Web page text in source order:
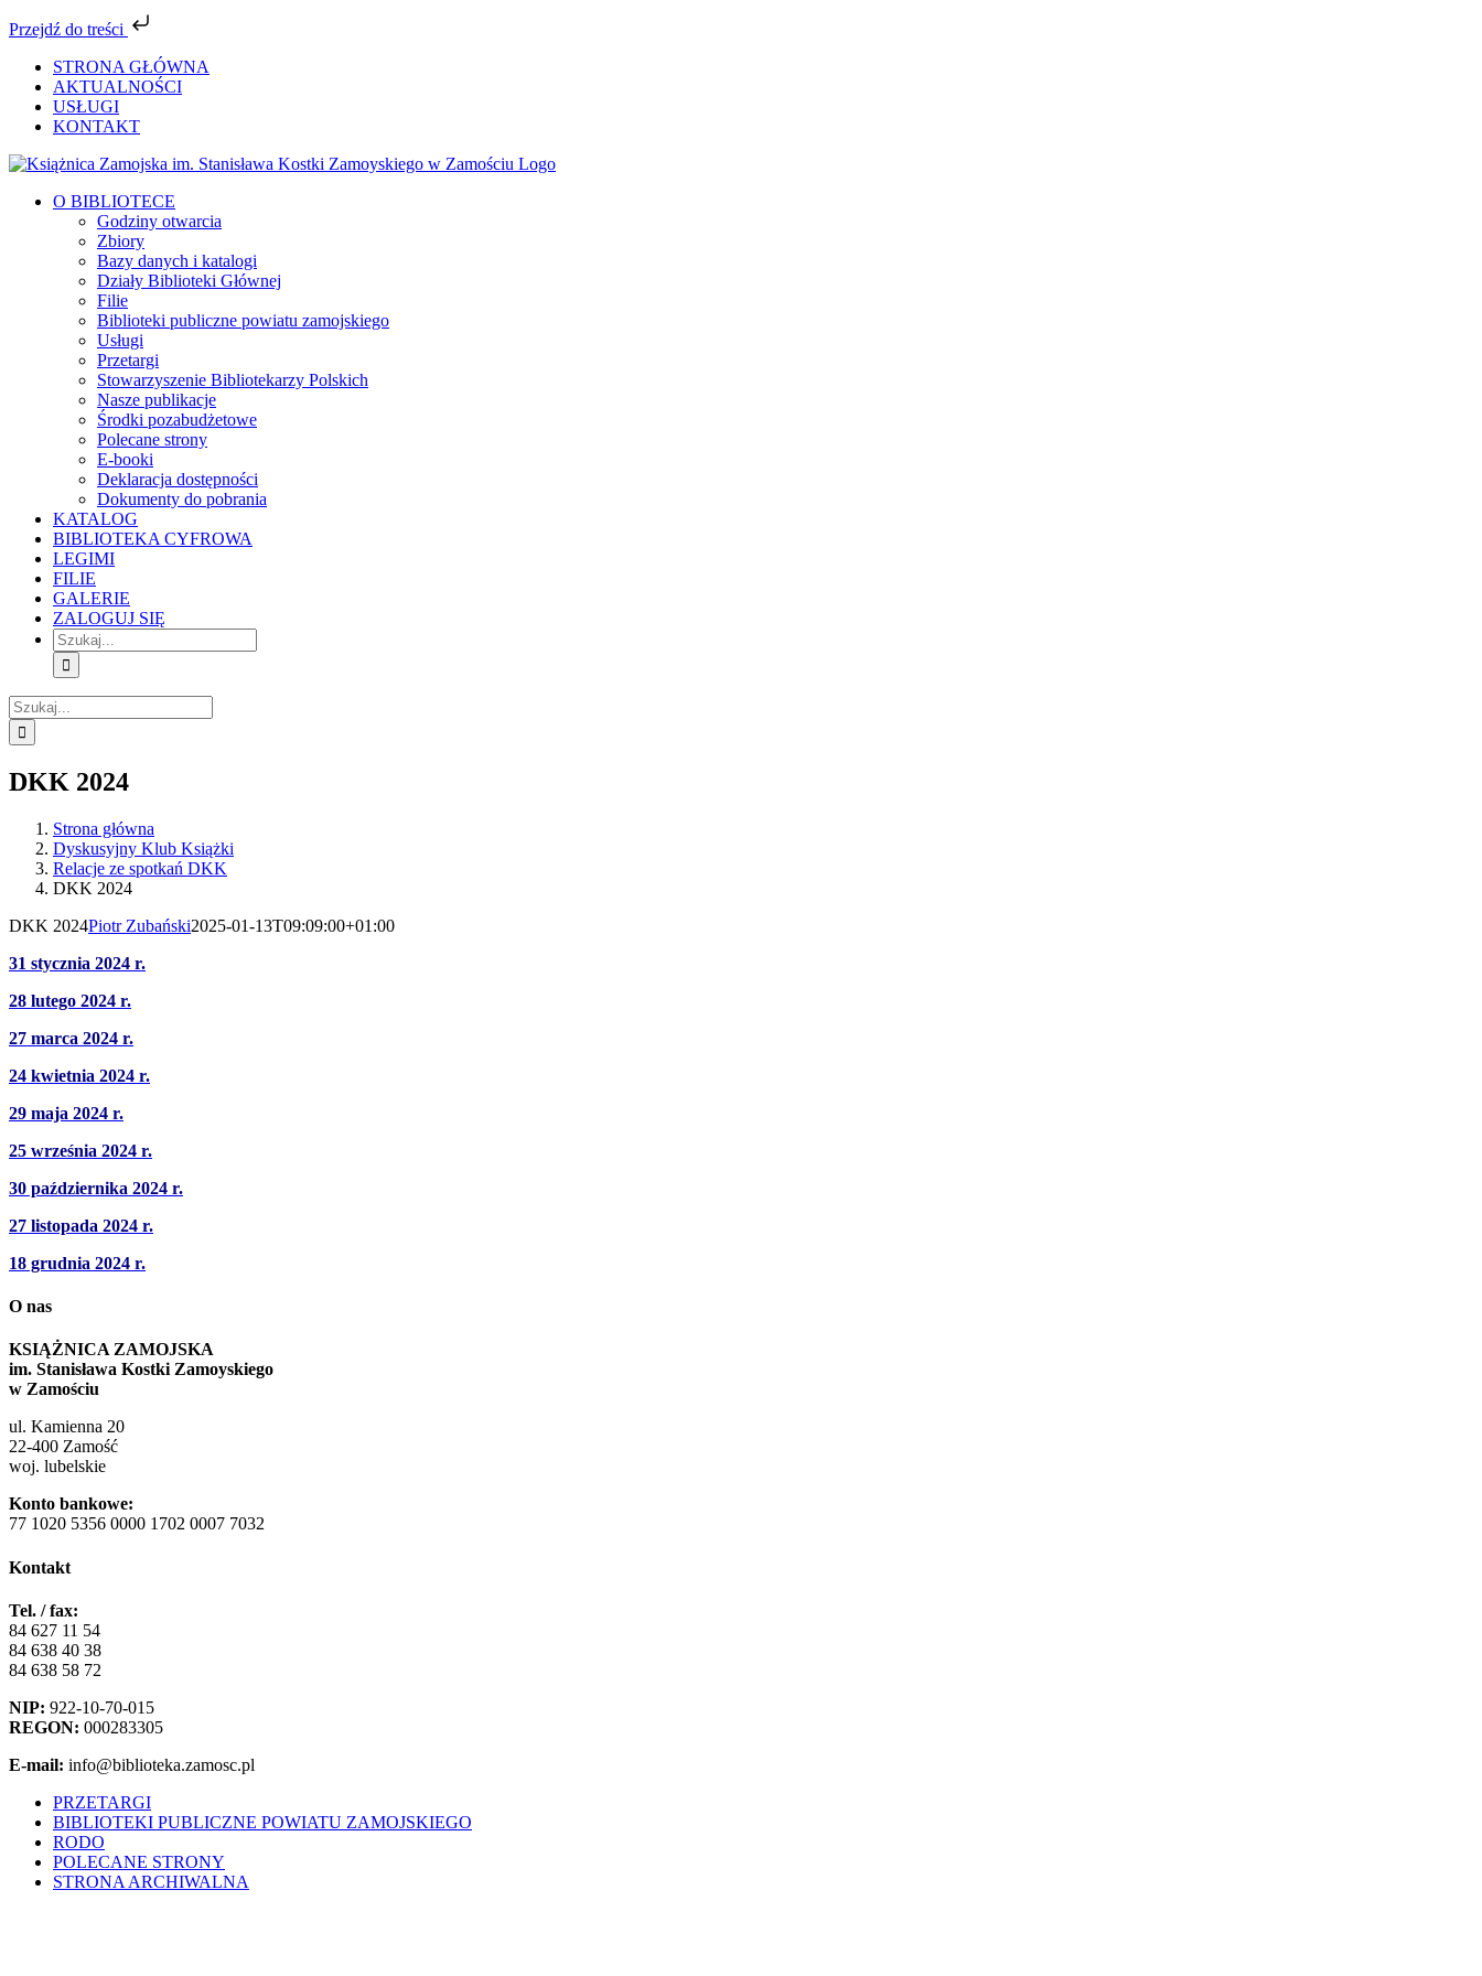
Przejdź do treści
zawartości
STRONA GŁÓWNA
AKTUALNOŚCI
USŁUGI
KONTAKT
Facebook
YouTube
Instagram
Tiktok
O BIBLIOTECE
Godziny otwarcia
Zbiory
Bazy danych i katalogi
Działy Biblioteki Głównej
Filie
Biblioteki publiczne powiatu zamojskiego
Usługi
Przetargi
Stowarzyszenie Bibliotekarzy Polskich
Nasze publikacje
Środki pozabudżetowe
Polecane strony
E-booki
Deklaracja dostępności
Dokumenty do pobrania
KATALOG
BIBLIOTEKA CYFROWA
LEGIMI
FILIE
GALERIE
ZALOGUJ SIĘ
Szukaj
Szukaj
DKK 2024
Strona główna
Dyskusyjny Klub Książki
Relacje ze spotkań DKK
DKK 2024
DKK 2024Piotr Zubański2025-01-13T09:09:00+01:00
31 stycznia 2024 r.
28 lutego 2024 r.
27 marca 2024 r.
24 kwietnia 2024 r.
29 maja 2024 r.
25 września 2024 r.
30 października 2024 r.
27 listopada 2024 r.
18 grudnia 2024 r.
O nas
KSIĄŻNICA ZAMOJSKA
im. Stanisława Kostki Zamoyskiego
w Zamościu
ul. Kamienna 20
22-400 Zamość
woj. lubelskie
Konto bankowe:
77 1020 5356 0000 1702 0007 7032
Kontakt
Tel. / fax:
84 627 11 54
84 638 40 38
84 638 58 72
NIP: 922-10-70-015
REGON: 000283305
E-mail: info@biblioteka.zamosc.pl
PRZETARGI
BIBLIOTEKI PUBLICZNE POWIATU ZAMOJSKIEGO
RODO
POLECANE STRONY
STRONA ARCHIWALNA